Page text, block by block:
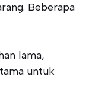
Beberapa
lama,
untuk